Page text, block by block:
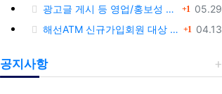
등록
05.29
광고글 게시 등 영업/홍보성 글 삭제 및 제제대상입니다. 1 댓글
등록
04.13
해선ATM 신규가입회원 대상 이벤트 안내 1 댓글
공지사항